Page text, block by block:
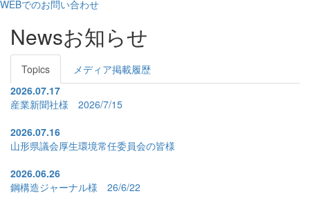
WEBでのお問い合わせ
Newsお知らせ
Topics
メディア掲載履歴
2026.07.17
産業新聞社様 2026/7/15
2026.07.16
山形県議会厚生環境常任委員会の皆様
2026.06.26
鋼構造ジャーナル様 26/6/22